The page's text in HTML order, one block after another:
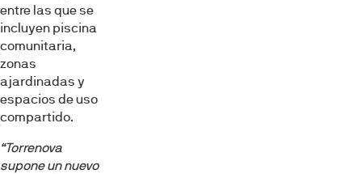
entre las que se
incluyen piscina
comunitaria,
zonas
ajardinadas y
espacios de uso
compartido.
“Torrenova
supone un nuevo